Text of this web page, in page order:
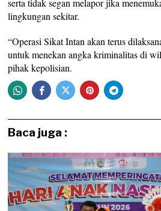
serta tidak segan melapor jika
lingkungan sekitar.
“Operasi Sikat Intan akan terus
untuk menekan angka kriminalitas di
pihak kepolisian.
Baca juga :